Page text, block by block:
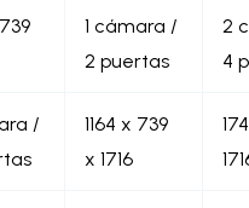
1 cámara /
2 puertas
2
4
/
1164 x 739
x 1716